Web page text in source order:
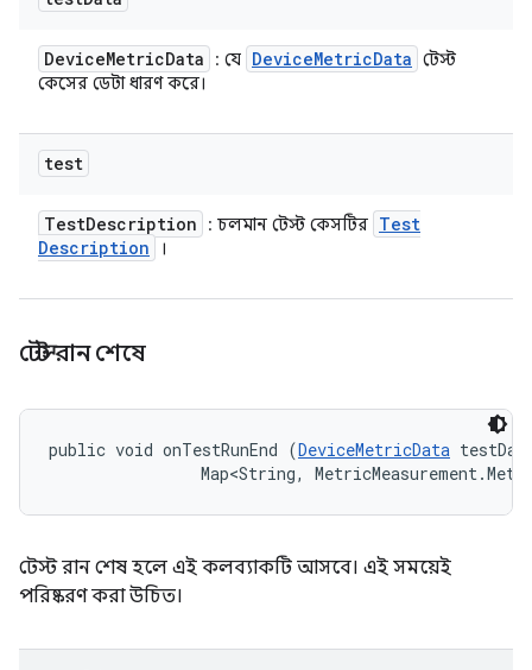
DeviceMetricData : যে DeviceMetricData টেস্ট
কেসের ডেটা ধারণ করে।
test
TestDescription : চলমান টেস্ট কেসটির Test
Description
।
টেস্ট রান শেষে
public void onTestRunEnd (DeviceMetricData
Map<String,
টেস্ট রান শেষ হলে এই কলব্যাকটি আসবে। এই সময়েই
পরিষ্করণ করা উচিত।